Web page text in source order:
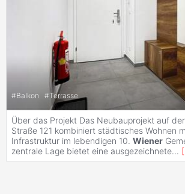
#Balkon #Terrasse
Über das Projekt Das Neubauprojekt auf
Straße 121 kombiniert städtisches Wohnen
Infrastruktur im lebendigen 10. Wiener
zentrale Lage bietet eine ausgezeichnete... [